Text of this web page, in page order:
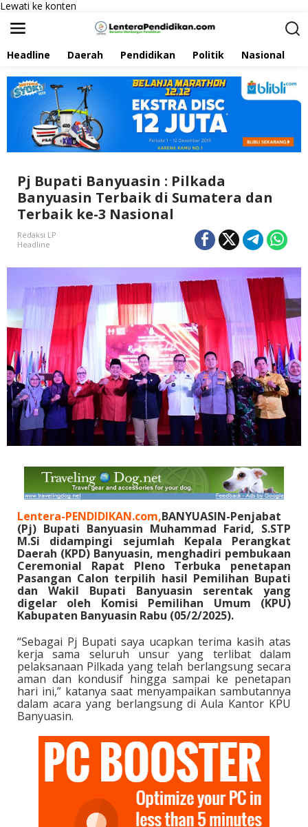
Lewati ke konten
Headline Daerah Pendidikan Politik Nasional
Pj Bupati Banyuasin : Pilkada
Banyuasin Terbaik di Sumatera dan
Terbaik ke-3 Nasional
Redaksi LP
Headline
Lentera-PENDIDIKAN.com,BANYUASIN-Penjabat
(Pj) Bupati Banyuasin Muhammad Farid, S.STP
M.Si didampingi sejumlah Kepala Perangkat
Daerah (KPD) Banyuasin, menghadiri pembukaan
Ceremonial Rapat Pleno Terbuka penetapan
Pasangan Calon terpilih hasil Pemilihan Bupati
dan Wakil Bupati Banyuasin serentak yang
digelar oleh Komisi Pemilihan Umum (KPU)
Kabupaten Banyuasin Rabu (05/2/2025).
“Sebagai Pj Bupati saya ucapkan terima kasih atas
kerja sama seluruh unsur yang terlibat dalam
pelaksanaan Pilkada yang telah berlangsung secara
aman dan kondusif hingga sampai ke penetapan
hari ini,” katanya saat menyampaikan sambutannya
dalam acara yang berlangsung di Aula Kantor KPU
Banyuasin.